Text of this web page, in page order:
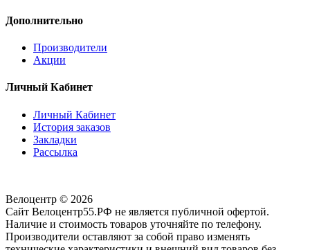
Дополнительно
Производители
Акции
Личный Кабинет
Личный Кабинет
История заказов
Закладки
Рассылка
Велоцентр © 2026
Сайт Велоцентр55.РФ не является публичной офертой.
Наличие и стоимость товаров уточняйте по телефону.
Производители оставляют за собой право изменять